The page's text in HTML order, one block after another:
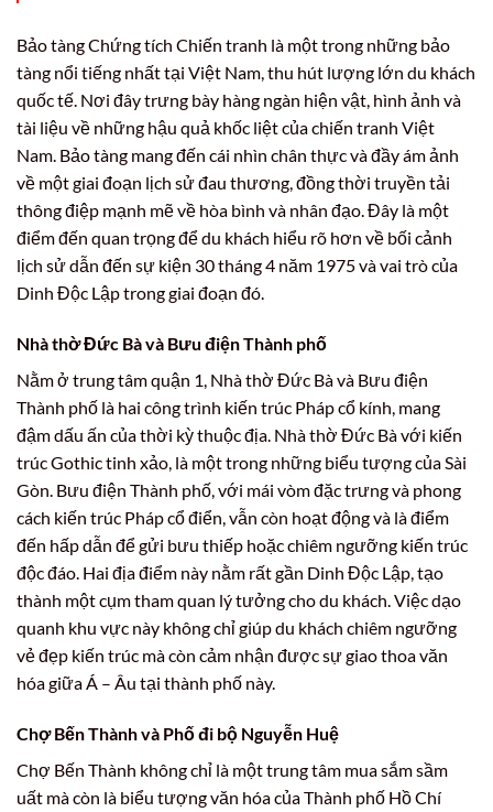
Bảo tàng Chứng tích Chiến tranh là một trong những bảo
tàng nổi tiếng nhất tại Việt Nam, thu hút lượng lớn du khách
quốc tế. Nơi đây trưng bày hàng ngàn hiện vật, hình ảnh và
tài liệu về những hậu quả khốc liệt của chiến tranh Việt
Nam. Bảo tàng mang đến cái nhìn chân thực và đầy ám ảnh
về một giai đoạn lịch sử đau thương, đồng thời truyền tải
thông điệp mạnh mẽ về hòa bình và nhân đạo. Đây là một
điểm đến quan trọng để du khách hiểu rõ hơn về bối cảnh
lịch sử dẫn đến sự kiện 30 tháng 4 năm 1975 và vai trò của
Dinh Độc Lập trong giai đoạn đó.
Nhà thờ Đức Bà và Bưu điện Thành phố
Nằm ở trung tâm quận 1, Nhà thờ Đức Bà và Bưu điện
Thành phố là hai công trình kiến trúc Pháp cổ kính, mang
đậm dấu ấn của thời kỳ thuộc địa. Nhà thờ Đức Bà với kiến
trúc Gothic tinh xảo, là một trong những biểu tượng của Sài
Gòn. Bưu điện Thành phố, với mái vòm đặc trưng và phong
cách kiến trúc Pháp cổ điển, vẫn còn hoạt động và là điểm
đến hấp dẫn để gửi bưu thiếp hoặc chiêm ngưỡng kiến trúc
độc đáo. Hai địa điểm này nằm rất gần Dinh Độc Lập, tạo
thành một cụm tham quan lý tưởng cho du khách. Việc dạo
quanh khu vực này không chỉ giúp du khách chiêm ngưỡng
vẻ đẹp kiến trúc mà còn cảm nhận được sự giao thoa văn
hóa giữa Á – Âu tại thành phố này.
Chợ Bến Thành và Phố đi bộ Nguyễn Huệ
Chợ Bến Thành không chỉ là một trung tâm mua sắm sầm
uất mà còn là biểu tượng văn hóa của Thành phố Hồ Chí